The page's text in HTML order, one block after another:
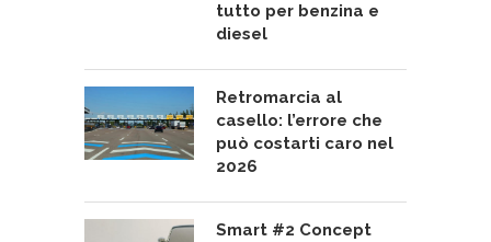
tutto per benzina e
diesel
Retromarcia al
casello: l’errore che
può costarti caro nel
2026
Smart #2 Concept